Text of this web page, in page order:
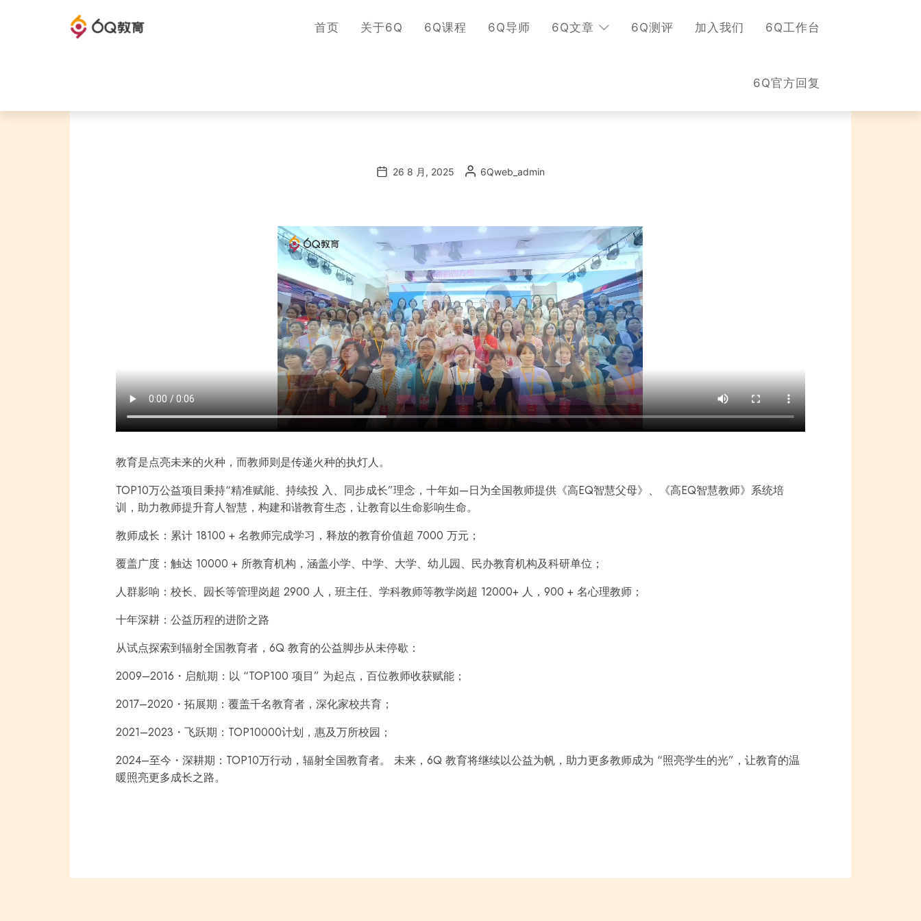
首页 关于6Q 6Q课程 6Q导师 6Q文章 6Q测评 加入我们 6Q工作台
6Q官方回复
26 8 月, 2025 6Qweb_admin
教育是点亮未来的火种，而教师则是传递火种的执灯人。
TOP10万公益项⽬秉持“精准赋能、持续投 入、同步成⻓”理念，⼗年如—⽇为全国教师提供《高EQ智慧⽗⺟》、《高EQ智慧教师》系统培
训，助⼒教师提升育人智慧，构建和谐教育⽣态，让教育以⽣命影响⽣命。
教师成长：累计 18100 + 名教师完成学习，释放的教育价值超 7000 万元；
覆盖广度：触达 10000 + 所教育机构，涵盖小学、中学、大学、幼儿园、民办教育机构及科研单位；
人群影响：校长、园长等管理岗超 2900 人，班主任、学科教师等教学岗超 12000+ 人，900 + 名心理教师；
十年深耕：公益历程的进阶之路
从试点探索到辐射全国教育者，6Q 教育的公益脚步从未停歇：
2009–2016・启航期：以 “TOP100 项目” 为起点，百位教师收获赋能；
2017–2020・拓展期：覆盖千名教育者，深化家校共育；
2021–2023・飞跃期：TOP10000计划，惠及万所校园；
2024–至今・深耕期：TOP10万⾏动，辐射全国教育者。 未来，6Q 教育将继续以公益为帆，助力更多教师成为 “照亮学生的光”，让教育的温
暖照亮更多成长之路。